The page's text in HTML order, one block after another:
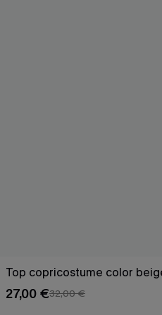
Top copricostume color
27,00 €32,00 €